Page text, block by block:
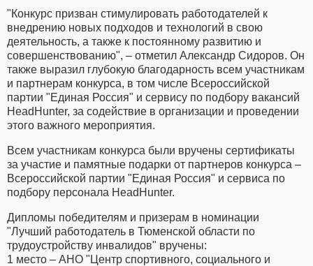
"Конкурс призван стимулировать работодателей к
внедрению новых подходов и технологий в свою
деятельность, а также к постоянному развитию и
совершенствованию", – отметил Александр Сидоров. Он
также выразил глубокую благодарность всем участникам
и партнерам конкурса, в том числе Всероссийской
партии "Единая Россия" и сервису по подбору вакансий
HeadHunter, за содействие в организации и проведении
этого важного мероприятия.
Всем участникам конкурса были вручены сертификаты
за участие и памятные подарки от партнеров конкурса –
Всероссийской партии "Единая Россия" и сервиса по
подбору персонала HeadHunter.
Дипломы победителям и призерам в номинации
"Лучший работодатель в Тюменской области по
трудоустройству инвалидов" вручены:
1 место – АНО "Центр спортивного, социального и